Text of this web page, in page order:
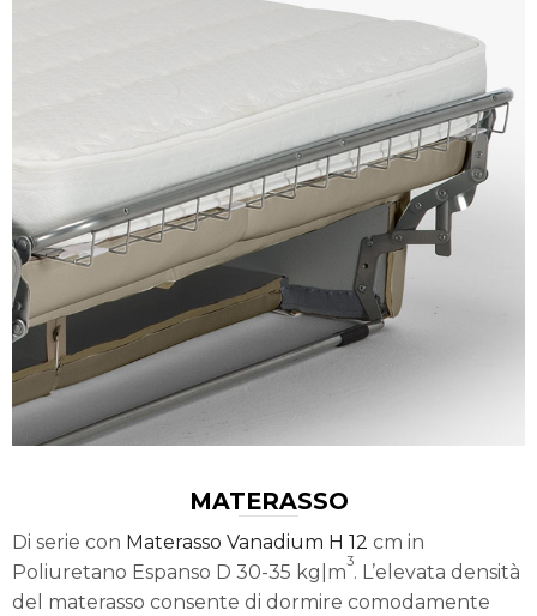
MATERASSO
Di serie con Materasso Vanadium H 12 cm in
Poliuretano Espanso D 30-35 kg|m
3
. L’elevata densità
del materasso consente di dormire comodamente